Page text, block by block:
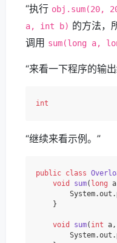
“执行 obj.sum(20,
a, int b) 的方法，
调用 sum(long a,
“来看一下程序的输
int
“继续来看示例。”
public class
void
sum( long
    }
void sum( int a,